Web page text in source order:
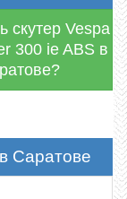
скутер Vespa
300 ie ABS в
Саратове